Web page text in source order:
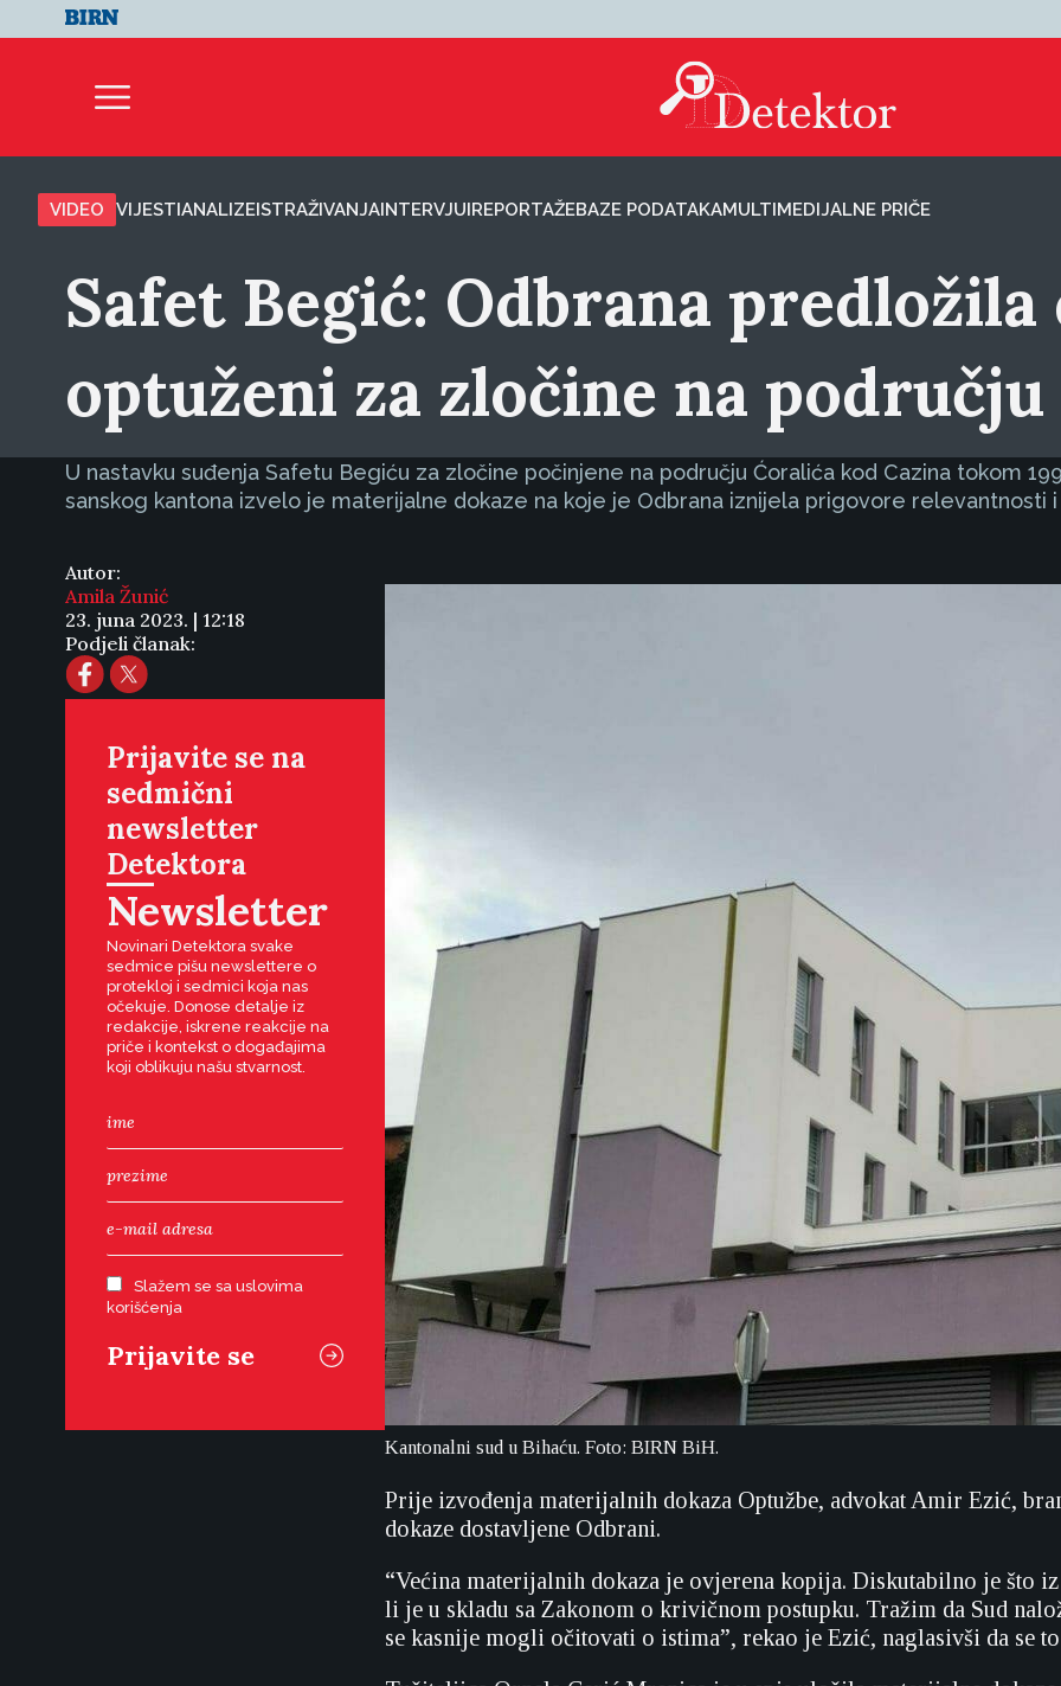
VIDEO VIJESTIANALIZEISTRAŽIVANJAINTERVJUIREPORTAŽEBAZE PODATAKAMULTIMEDIJALNE PRIČE
Safet Begić: Odbrana predložila
optuženi za zločine na području
U nastavku suđenja Safetu Begiću za zločine počinjene na području Ćoralića kod Cazina tokom
sanskog kantona izvelo je materijalne dokaze na koje je Odbrana iznijela prigovore relevantnosti
Autor:
Amila Žunić
23. juna 2023. | 12:18
Podjeli članak:
Prijavite se na
sedmični
newsletter
Detektora
Newsletter
Novinari Detektora svake
sedmice pišu newslettere o
protekloj i sedmici koja nas
očekuje. Donose detalje iz
redakcije, iskrene reakcije na
priče i kontekst o događajima
koji oblikuju našu stvarnost.
Slažem se sa uslovima
korišćenja
Kantonalni sud u Bihaću. Foto: BIRN BiH.
Prije izvođenja materijalnih dokaza Optužbe, advokat Amir Ezić,
dokaze dostavljene Odbrani.
“Većina materijalnih dokaza je ovjerena kopija. Diskutabilno je
li je u skladu sa Zakonom o krivičnom postupku. Tražim da Sud
se kasnije mogli očitovati o istima”, rekao je Ezić, naglasivši da se